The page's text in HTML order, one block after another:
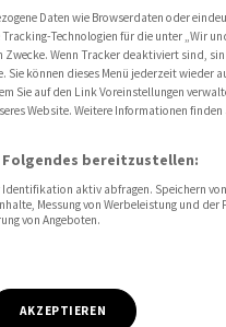
Daten wie Browserdaten oder
Technologien für die unter „Wir
Wenn Tracker deaktiviert sind,
können dieses Menü jederzeit wieder
Sie auf den Link Voreinstellungen
Website. Weitere Informationen finden
bereitzustellen:
aktiv abfragen. Speichern
Messung von Werbeleistung und der
von Angeboten.
AKZEPTIEREN